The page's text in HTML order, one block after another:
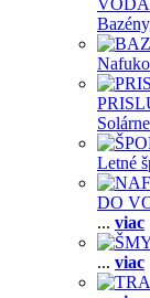
VODA
Letné
DO
... viac
... viac